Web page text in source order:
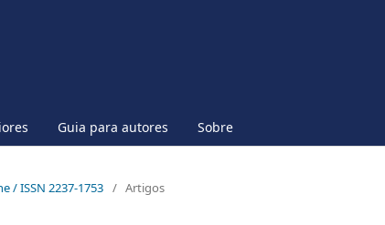
Guia para autores Sobre
/ ISSN 2237-1753 / Artigos